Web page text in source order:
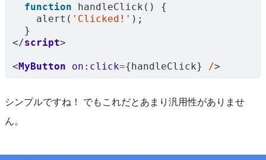
function
handleClick() {
alert ( 'Clicked!' );
}
</script>
<MyButton on:click={handleClick} />
シンプルですね！ でもこれだとあまり汎用性がありませ
ん。